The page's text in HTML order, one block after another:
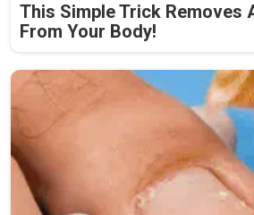
This Simple Trick Removes
From Your Body!